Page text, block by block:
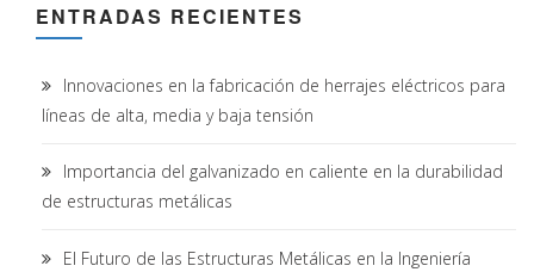
ENTRADAS RECIENTES
Innovaciones en la fabricación de herrajes eléctricos para
líneas de alta, media y baja tensión
Importancia del galvanizado en caliente en la durabilidad
de estructuras metálicas
El Futuro de las Estructuras Metálicas en la Ingeniería